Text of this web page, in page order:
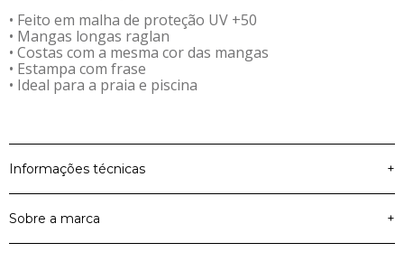
• Feito em malha de proteção UV +50
• Mangas longas raglan
• Costas com a mesma cor das mangas
• Estampa com frase
• Ideal para a praia e piscina
Informações técnicas +
Material Principal
Malha Com Proteção
Sobre a marca +